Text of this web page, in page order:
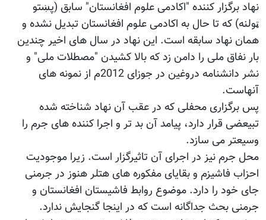
نهاد برگزار کننده "اکادمی علوم افغانستان" سابق (پښتو
ټولنه) که تا حال به اکادمی علوم افغانستان تبدیل نشده و
همان نهاد سابقه است. این نهاد در سال های اخیر چندین
بار نفاق ملی را دامن زد که بالا کشیدن "مصطلات ملی" و
نشر دانشنامه دروغین در جوزای 2012م از نمونه های
آنهاست.
پس برگزاری محفلی که در عقب آن نهاد شناخته شده
تبیعضی قرار دارد، پیامد آن بد تر و اجرا کننده های جرم را
وسیعتر می سازد.
محل جرم نیز در اجرای آن تاثیرگزار است. زیرا موجودیت
احزاب فاشیزم و بقایای مفکوره های هتلر هنوز در جرمنی
جای خود را دارد. موضوع روابط فاشیستان افغانستان و
جرمنی بحث جداگانه است که در اینجا گنجایش ندارد.